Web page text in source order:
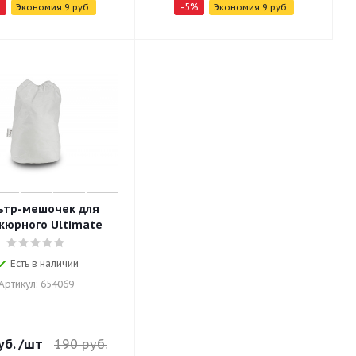
Экономия 9 руб. -5% Экономия 9 руб.
мешочек для
Ultimate
Есть в наличии
654069
/шт 190руб.